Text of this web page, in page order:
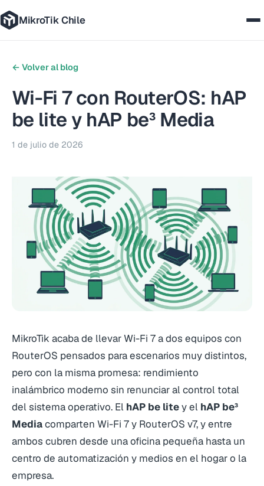
MikroTik Chile
Casos
Servicios
Tecnologías
Cómo trabajamos
Blog
Contáctanos
← Volver al blog
Wi-Fi 7 con RouterOS: hAP
be lite y hAP be³ Media
1 de julio de 2026
MikroTik acaba de llevar Wi-Fi 7 a dos equipos con
RouterOS pensados para escenarios muy distintos,
pero con la misma promesa: rendimiento
inalámbrico moderno sin renunciar al control total
del sistema operativo. El hAP be litey el hAP be³
Mediacomparten Wi-Fi 7 y RouterOS v7, y entre
ambos cubren desde una oficina pequeña hasta un
centro de automatización y medios en el hogar o la
empresa.